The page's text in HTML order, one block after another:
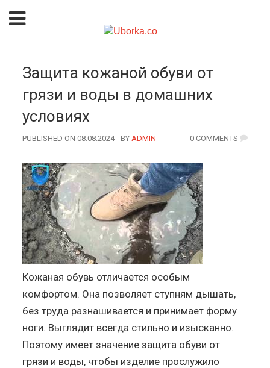
Защита кожаной обуви от
грязи и воды в домашних
условиях
PUBLISHED ON 08.08.2024 BY AUTHOR
ADMIN 0 COMMENTS
Кожаная обувь отличается особым
комфортом. Она позволяет ступням дышать,
без труда разнашивается и принимает форму
ноги. Выглядит всегда стильно и изысканно.
Поэтому имеет значение защита обуви от
грязи и воды, чтобы изделие прослужило